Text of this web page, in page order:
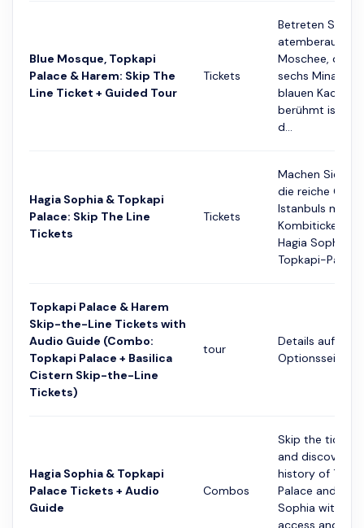
Blue Mosque, Topkapi
Palace & Harem: Skip The
Line Ticket + Guided Tour
Tickets
Betreten Sie die
Moschee, die
sechs
blauen Kacheln
berühmt ist.
d...
Hagia Sophia & Topkapi
Palace: Skip The Line
Tickets
Tickets
Machen Sie
die reiche
Istanbuls mit
Kombiticket für
Hagia Sophia
Topkapi-Pala...
Topkapi Palace & Harem
Skip-the-Line Tickets with
Audio Guide (Combo:
Topkapi Palace + Basilica
Cistern Skip-the-Line
Tickets)
tour
Details auf der
Optionsseite
Hagia Sophia & Topkapi
Palace Tickets + Audio
Guide
Combos
Skip the ticket
and discover
history of
Palace and
Sophia with
access and a